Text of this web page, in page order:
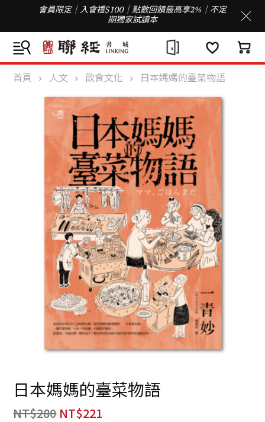
會員限定｜入會禮$100｜點數回饋最高享2%｜不定
期獨家試讀本
首頁 人文 飲食文化 日本媽媽的臺菜物語
日本媽媽的臺菜物語
NT$280 NT$221